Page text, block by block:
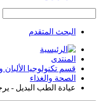
البحث المتقدم
المنتدى
قسم تكنولوجيا الألبان
الصحة والغذاء
عيادة الطب البديل -